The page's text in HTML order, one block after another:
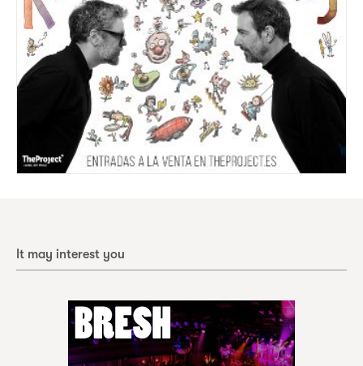
It may interest you